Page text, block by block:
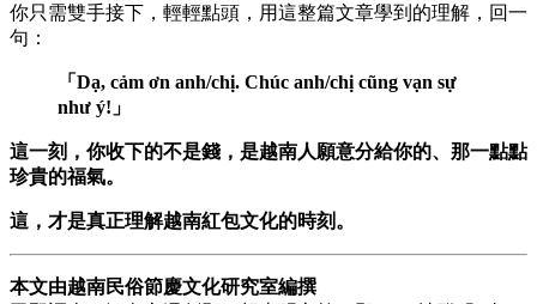
你只需雙手接下，輕輕點頭，用這整篇文章學到的理解，回一
句：
「Dạ, cảm ơn anh/chị. Chúc anh/chị cũng vạn sự
như ý!」
這一刻，你收下的不是錢，是越南人願意分給你的、那一點點
珍貴的福氣。
這，才是真正理解越南紅包文化的時刻。
本文由越南民俗節慶文化研究室編撰